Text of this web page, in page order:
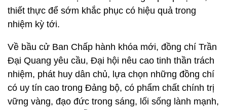
thiết thực để sớm khắc phục có hiệu quả trong
nhiệm kỳ tới.
Về bầu cử Ban Chấp hành khóa mới, đồng chí Trần
Đại Quang yêu cầu, Đại hội nêu cao tinh thần trách
nhiệm, phát huy dân chủ, lựa chọn những đồng chí
có uy tín cao trong Đảng bộ, có phẩm chất chính trị
vững vàng, đạo đức trong sáng, lối sống lành mạnh,